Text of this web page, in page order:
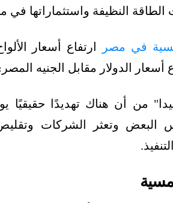
النظيفة واستثماراتها في
في مصر
ارتفاع أسعار
من أن هناك تهديدًا حقيقيًا
البعض وتعثر الشركات